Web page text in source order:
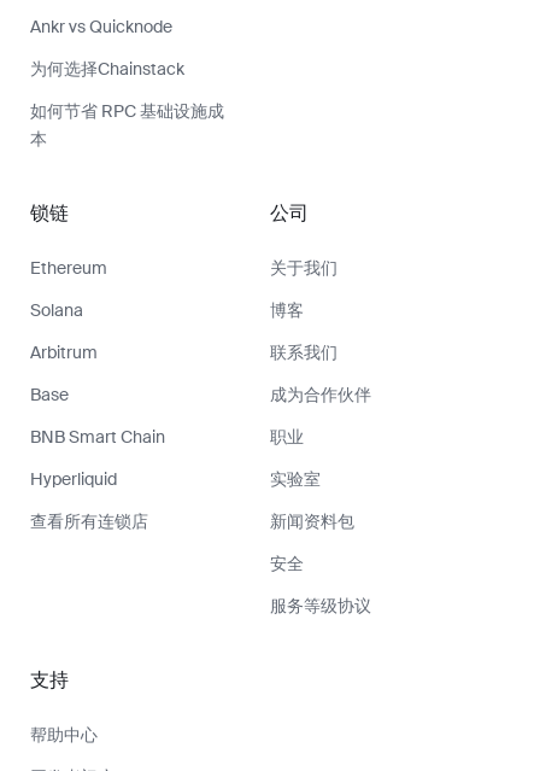
Ankr vs Quicknode
为何选择Chainstack
如何节省 RPC 基础设施成
本
锁链
Ethereum
Solana
Arbitrum
Base
BNB Smart Chain
Hyperliquid
查看所有连锁店
公司
关于我们
博客
联系我们
成为合作伙伴
职业
实验室
新闻资料包
安全
服务等级协议
支持
帮助中心